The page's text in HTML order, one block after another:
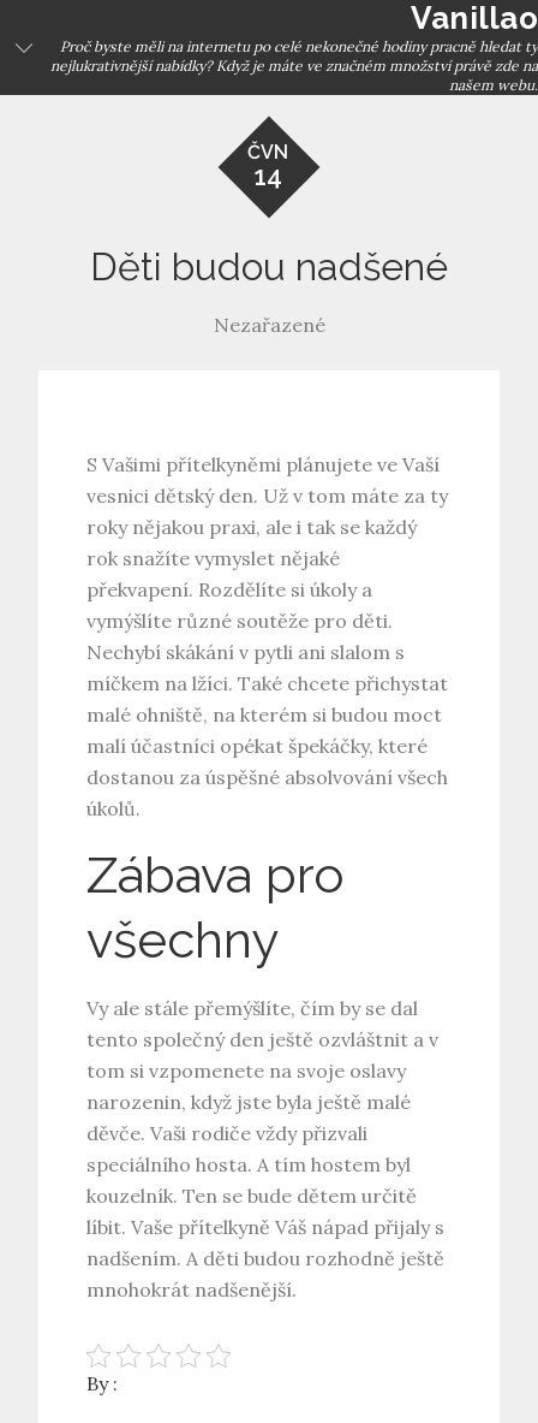
to
content
Vanillao
Proč byste měli na internetu po celé nekonečné hodiny pracně hledat ty
nejlukrativnější nabídky? Když je máte ve značném množství právě zde na
našem webu.
ČVN
14
Děti budou nadšené
Nezařazené
S Vašimi přítelkyněmi plánujete ve Vaší
vesnici dětský den. Už v tom máte za ty
roky nějakou praxi, ale i tak se každý
rok snažíte vymyslet nějaké
překvapení. Rozdělíte si úkoly a
vymýšlíte různé soutěže pro děti.
Nechybí skákání v pytli ani slalom s
míčkem na lžíci. Také chcete přichystat
malé ohniště, na kterém si budou moct
malí účastníci opékat špekáčky, které
dostanou za úspěšné absolvování všech
úkolů.
Zábava pro
všechny
Vy ale stále přemýšlíte, čím by se dal
tento společný den ještě ozvláštnit a v
tom si vzpomenete na svoje oslavy
narozenin, když jste byla ještě malé
děvče. Vaši rodiče vždy přizvali
speciálního hosta. A tím hostem byl
kouzelník. Ten se bude dětem určitě
líbit. Vaše přítelkyně Váš nápad přijaly s
nadšením. A děti budou rozhodně ještě
mnohokrát nadšenější.
By :